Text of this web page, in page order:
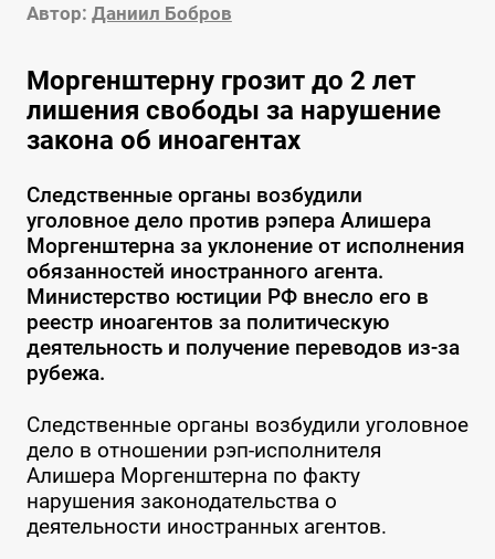
Автор: Даниил Бобров
Моргенштерну грозит до 2 лет
лишения свободы за нарушение
закона об иноагентах
Следственные органы возбудили
уголовное дело против рэпера Алишера
Моргенштерна за уклонение от исполнения
обязанностей иностранного агента.
Министерство юстиции РФ внесло его в
реестр иноагентов за политическую
деятельность и получение переводов из-за
рубежа.
Следственные органы возбудили уголовное
дело в отношении рэп-исполнителя
Алишера Моргенштерна по факту
нарушения законодательства о
деятельности иностранных агентов.